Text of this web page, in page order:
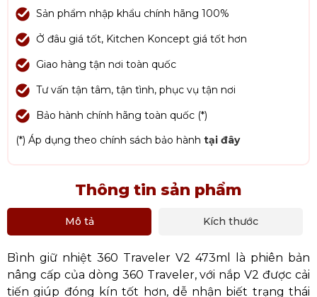
Sản phẩm nhập khẩu chính hãng 100%
Ở đâu giá tốt, Kitchen Koncept giá tốt hơn
Giao hàng tận nơi toàn quốc
Tư vấn tận tâm, tận tình, phục vụ tận nơi
Bảo hành chính hãng toàn quốc (*)
(*) Áp dụng theo chính sách bảo hành tại đây
Thông tin sản phẩm
Mô tả Kích thước
Bình giữ nhiệt 360 Traveler V2 473ml là phiên bản
nâng cấp của dòng 360 Traveler, với nắp V2 được cải
tiến giúp đóng kín tốt hơn, dễ nhận biết trạng thái